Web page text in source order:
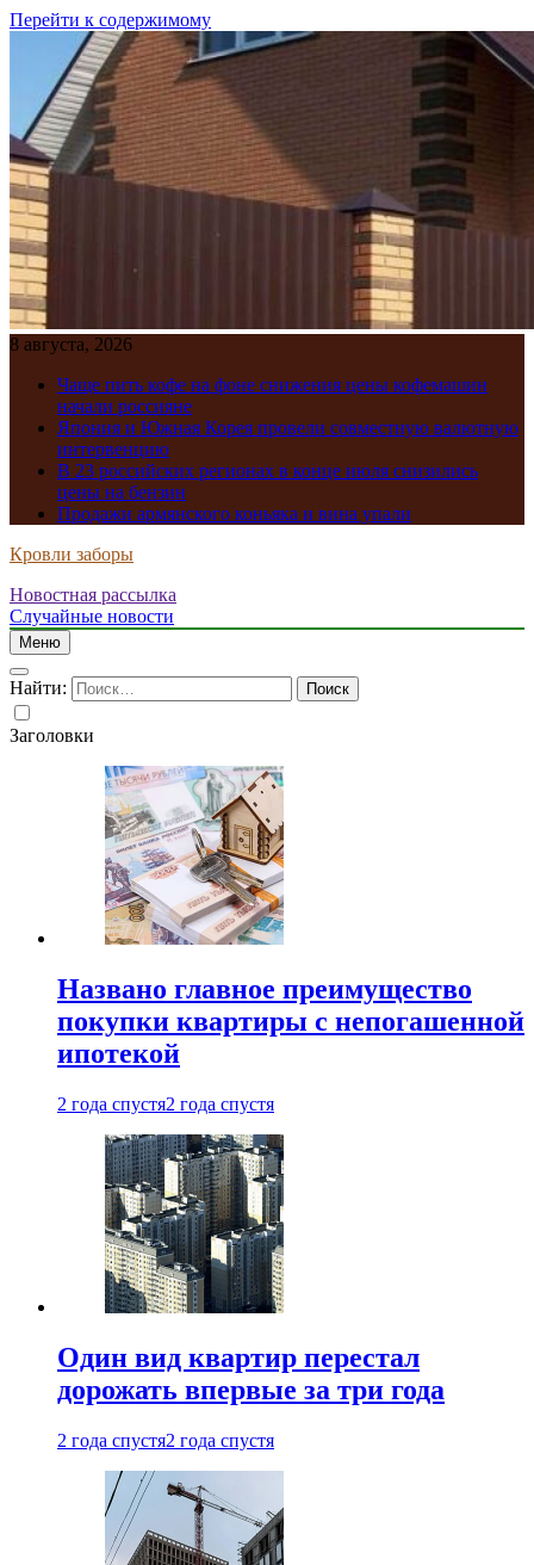
Перейти к содержимому
8 августа, 2026
Чаще пить кофе на фоне снижения цены кофемашин
начали россияне
Япония и Южная Корея провели совместную валютную
интервенцию
В 23 российских регионах в конце июля снизились
цены на бензин
Продажи армянского коньяка и вина упали
Кровли заборы
Новостная рассылка
Случайные новости
Меню
Найти:
Заголовки
Названо главное преимущество
покупки квартиры с непогашенной
ипотекой
2 года спустя2 года спустя
Один вид квартир перестал
дорожать впервые за три года
2 года спустя2 года спустя